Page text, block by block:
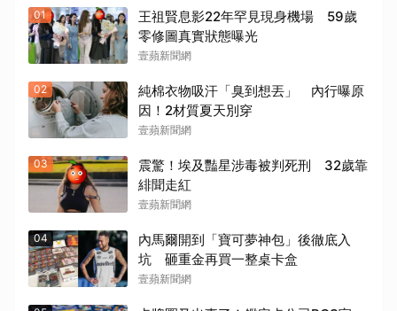
01
王祖賢息影22年罕見現身機場 59歲
零修圖真實狀態曝光
壹蘋新聞網
02
純棉衣物吸汗「臭到想丟」 內行曝原
因！2材質夏天別穿
壹蘋新聞網
03
震驚！埃及豔星涉毒被判死刑 32歲靠
緋聞走紅
壹蘋新聞網
04
內馬爾開到「寶可夢神包」後徹底入
坑 砸重金再買一整桌卡盒
壹蘋新聞網